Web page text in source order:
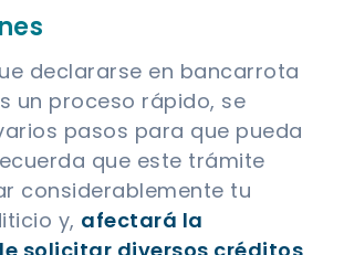
declararse en bancarrota
un proceso rápido, se
pasos para que pueda
que este trámite
considerablemente tu
y, afectará la